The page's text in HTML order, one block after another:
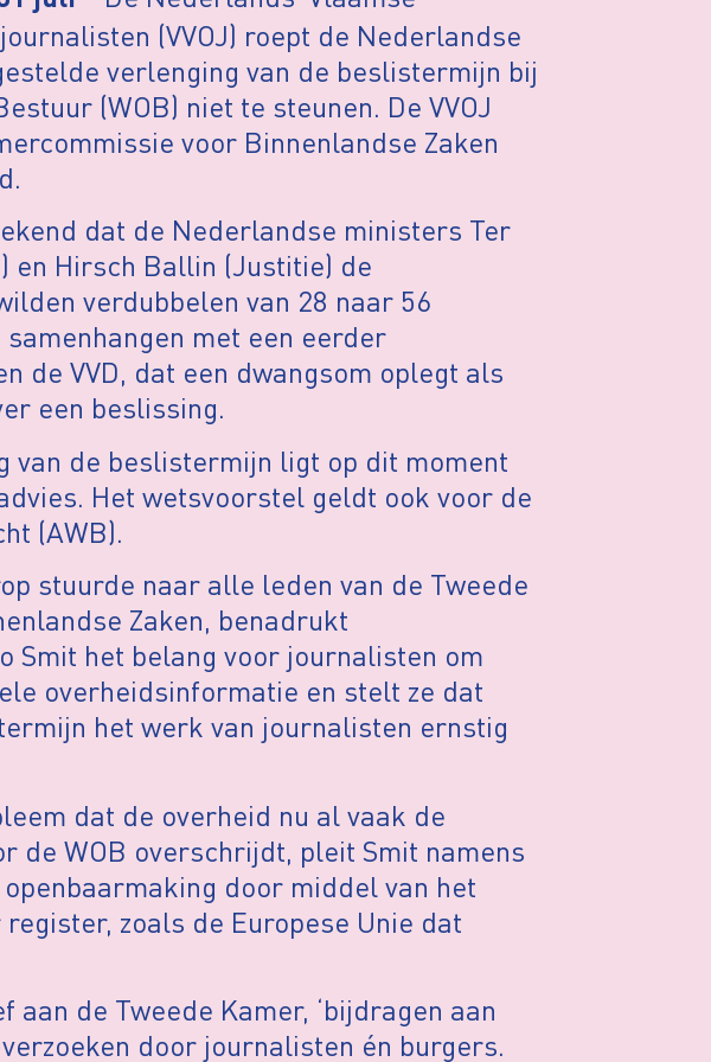
(VVOJ) roept de Nederlandse
verlenging van de beslistermijn bij
(WOB) niet te steunen. De VVOJ
voor Binnenlandse Zaken
dat de Nederlandse ministers Ter
en Hirsch Ballin (Justitie) de
verdubbelen van 28 naar 56
met een eerder
de VVD, dat een dwangsom oplegt als
een beslissing.
van de beslistermijn ligt op dit moment
Het wetsvoorstel geldt ook voor de
(AWB).
stuurde naar alle leden van de Tweede
Zaken, benadrukt
Smit het belang voor journalisten om
overheidsinformatie en stelt ze dat
het werk van journalisten ernstig
dat de overheid nu al vaak de
de WOB overschrijdt, pleit Smit namens
door middel van het
zoals de Europese Unie dat
aan de Tweede Kamer, ‘bijdragen aan
door journalisten én burgers.